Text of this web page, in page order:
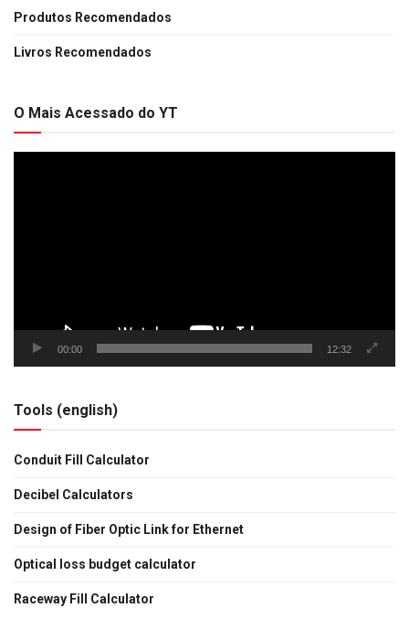
Produtos Recomendados
Livros Recomendados
O Mais Acessado do YT
00:00 12:32
Tools (english)
Conduit Fill Calculator
Decibel Calculators
Design of Fiber Optic Link for Ethernet
Optical loss budget calculator
Raceway Fill Calculator